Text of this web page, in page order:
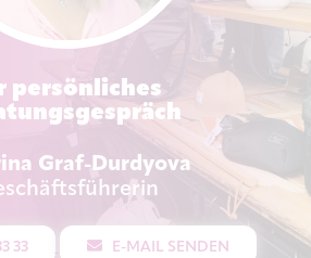
persönliches
Graf-Durdyova
33 E-MAIL SENDEN